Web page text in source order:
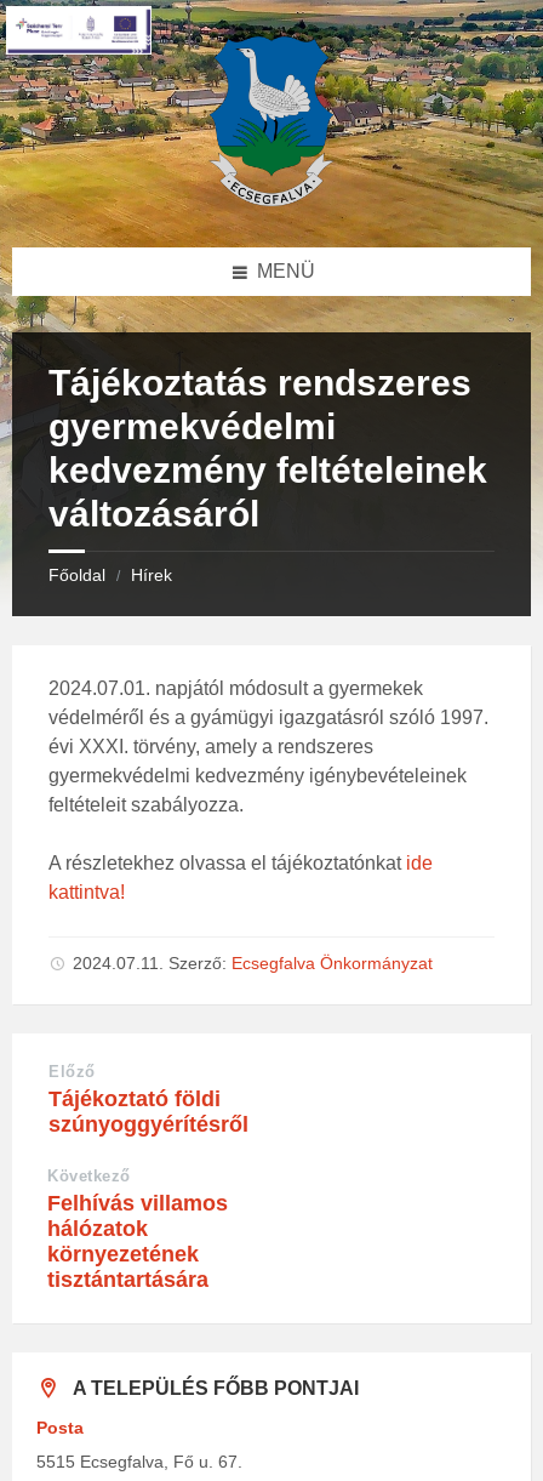
Skip
to
content
Skip
to
right
sidebar
Skip
to
footer
MENÜ
Tájékoztatás rendszeres
gyermekvédelmi
kedvezmény feltételeinek
változásáról
Főoldal / Hírek
2024.07.01. napjától módosult a gyermekek
védelméről és a gyámügyi igazgatásról szóló 1997.
évi XXXI. törvény, amely a rendszeres
gyermekvédelmi kedvezmény igénybevételeinek
feltételeit szabályozza.
A részletekhez olvassa el tájékoztatónkat ide
kattintva!
2024.07.11. Szerző: Ecsegfalva Önkormányzat
Előző
Tájékoztató földi
szúnyoggyérítésről
Következő
Felhívás villamos
hálózatok
környezetének
tisztántartására
A TELEPÜLÉS FŐBB PONTJAI
Posta
5515 Ecsegfalva, Fő u. 67.